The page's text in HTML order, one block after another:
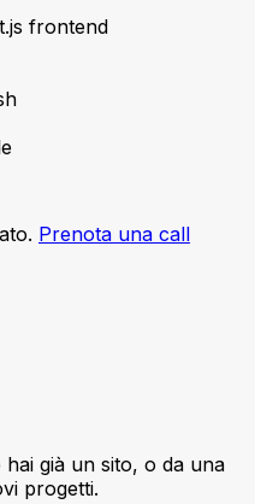
frontend
Prenota una call
hai già un sito, o da una
progetti.